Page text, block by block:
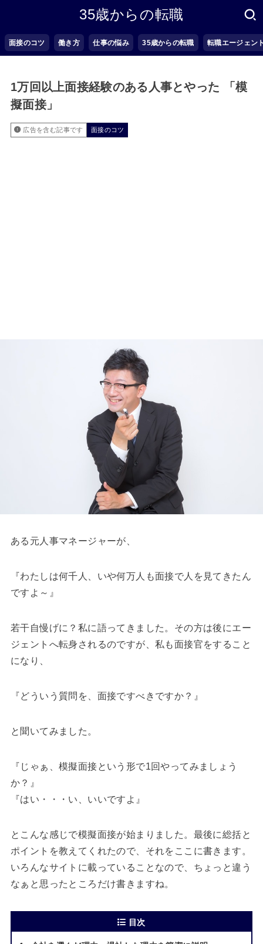
35歳からの転職
面接のコツ 働き方 仕事の悩み 35歳からの転職 転職エージェン
1万回以上面接経験のある人事とやった 「模
擬面接」
広告を含む記事です 面接のコツ
ある元人事マネージャーが、
『わたしは何千人、いや何万人も面接で人を見てきたん
ですよ～』
若干自慢げに？私に語ってきました。その方は後にエー
ジェントへ転身されるのですが、私も面接官をすること
になり、
『どういう質問を、面接ですべきですか？』
と聞いてみました。
『じゃぁ、模擬面接という形で1回やってみましょう
か？』
『はい・・・い、いいですよ』
とこんな感じで模擬面接が始まりました。最後に総括と
ポイントを教えてくれたので、それをここに書きます。
いろんなサイトに載っていることなので、ちょっと違う
なぁと思ったところだけ書きますね。
目次